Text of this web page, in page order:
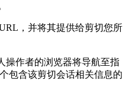
，并将其提供给剪切您所
操作者的浏览器将导航至指
包含该剪切会话相关信息的